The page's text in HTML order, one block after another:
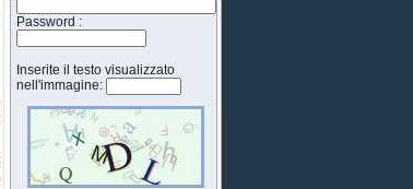
Password :
Inserite il testo visualizzato
nell'immagine: